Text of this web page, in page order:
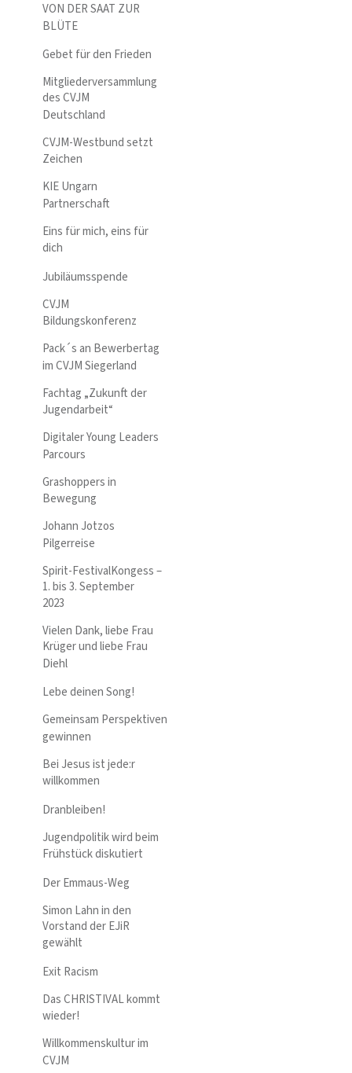
VON DER SAAT ZUR
BLÜTE
Gebet für den Frieden
Mitgliederversammlung
des CVJM
Deutschland
CVJM-Westbund setzt
Zeichen
KIE Ungarn
Partnerschaft
Eins für mich, eins für
dich
Jubiläumsspende
CVJM
Bildungskonferenz
Pack´s an Bewerbertag
im CVJM Siegerland
Fachtag „Zukunft der
Jugendarbeit“
Digitaler Young Leaders
Parcours
Grashoppers in
Bewegung
Johann Jotzos
Pilgerreise
Spirit-FestivalKongess –
1. bis 3. September
2023
Vielen Dank, liebe Frau
Krüger und liebe Frau
Diehl
Lebe deinen Song!
Gemeinsam Perspektiven
gewinnen
Bei Jesus ist jede:r
willkommen
Dranbleiben!
Jugendpolitik wird beim
Frühstück diskutiert
Der Emmaus-Weg
Simon Lahn in den
Vorstand der EJiR
gewählt
Exit Racism
Das CHRISTIVAL kommt
wieder!
Willkommenskultur im
CVJM